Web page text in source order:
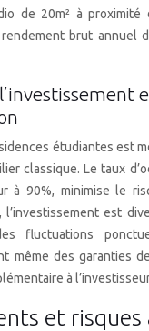
de 20m² à proximité
brut annuel
étudiantes est
classique. Le taux
à 90%, minimise le
l’investissement est
fluctuations
même des garanties
à
et risques